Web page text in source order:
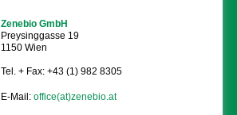
Zenebio GmbH
Preysinggasse 19
1150 Wien
Tel. + Fax: +43 (1) 982 8305
E-Mail:office(at)zenebio.at